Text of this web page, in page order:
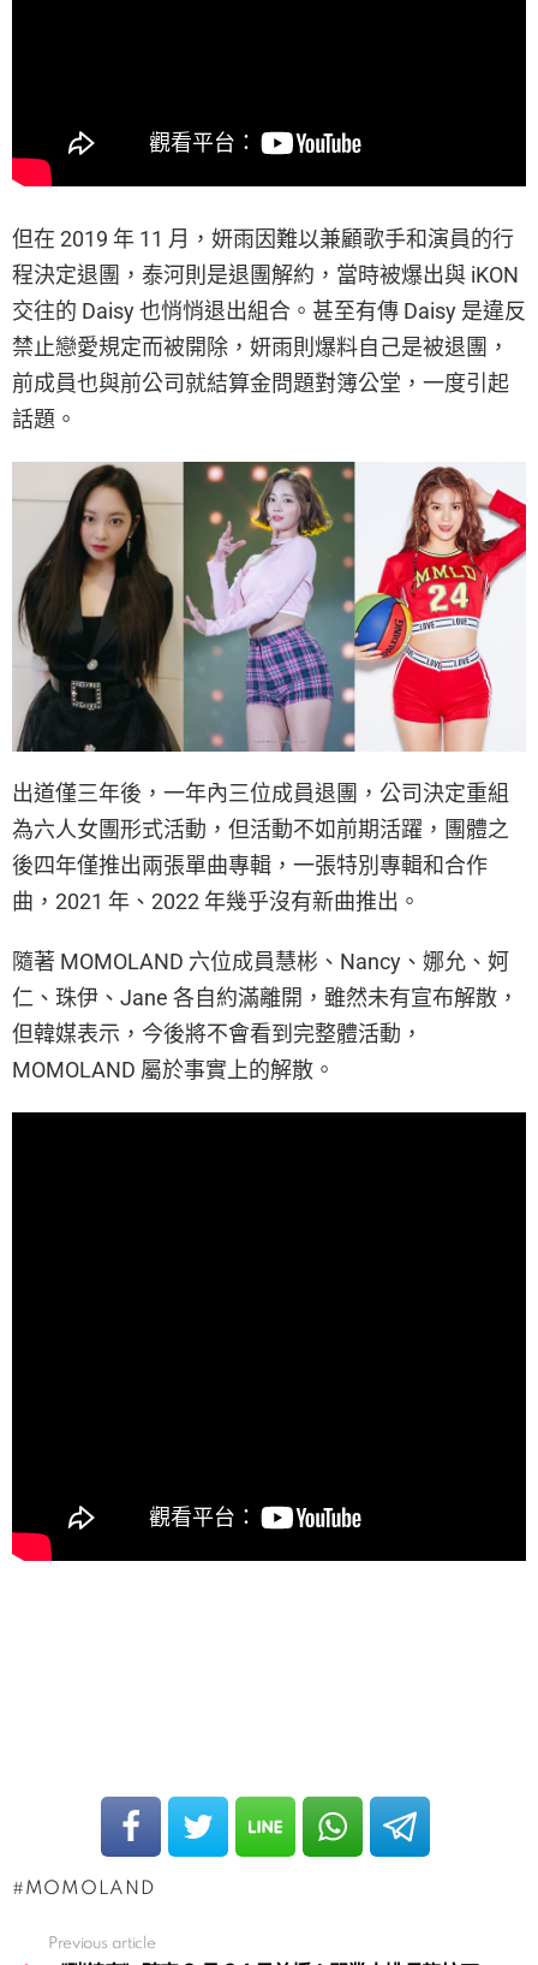
但在 2019 年 11 月，妍雨因難以兼顧歌手和演員的行
程決定退團，泰河則是退團解約，當時被爆出與 iKON
交往的 Daisy 也悄悄退出組合。甚至有傳 Daisy 是違反
禁止戀愛規定而被開除，妍雨則爆料自己是被退團，
前成員也與前公司就結算金問題對簿公堂，一度引起
話題。
出道僅三年後，一年內三位成員退團，公司決定重組
為六人女團形式活動，但活動不如前期活躍，團體之
後四年僅推出兩張單曲專輯，一張特別專輯和合作
曲，2021 年、2022 年幾乎沒有新曲推出。
隨著 MOMOLAND 六位成員慧彬、Nancy、娜允、妸
仁、珠伊、Jane 各自約滿離開，雖然未有宣布解散，
但韓媒表示，今後將不會看到完整體活動，
MOMOLAND 屬於事實上的解散。
MOMOLAND
Previous article